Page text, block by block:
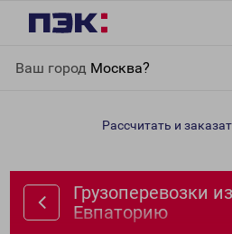
Ваш город Москва?
Евпаторию
Рассчитать и
Грузоперевозки
Евпаторию